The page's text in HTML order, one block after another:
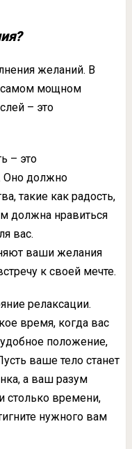
желаний. В
самом мощном
– это
– это
Оно должно
такие как радость,
должна нравиться
вас.
ваши желания
к своей мечте.
релаксации.
время, когда вас
положение,
ваше тело станет
а ваш разум
столько времени,
нужного вам